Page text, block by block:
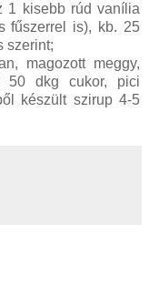
1 kisebb rúd vanília
fűszerrel is), kb. 25
szerint;
magozott meggy,
50 dkg cukor, pici
készült szirup 4-5